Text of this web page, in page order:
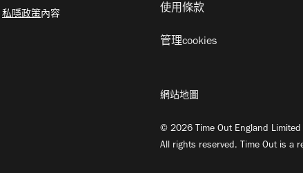
私隱政策內容
使用條款
管理cookies
網站地圖
© 2026 Time Out England Limited
All rights reserved. Time Out is a